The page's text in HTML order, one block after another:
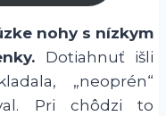
nohy s nízkym
Dotiahnuť išli
„neoprén“
Pri chôdzi to